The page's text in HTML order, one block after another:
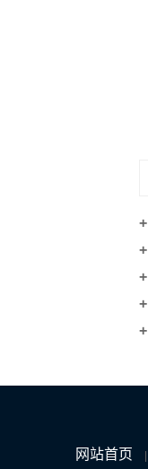
网站首页 |